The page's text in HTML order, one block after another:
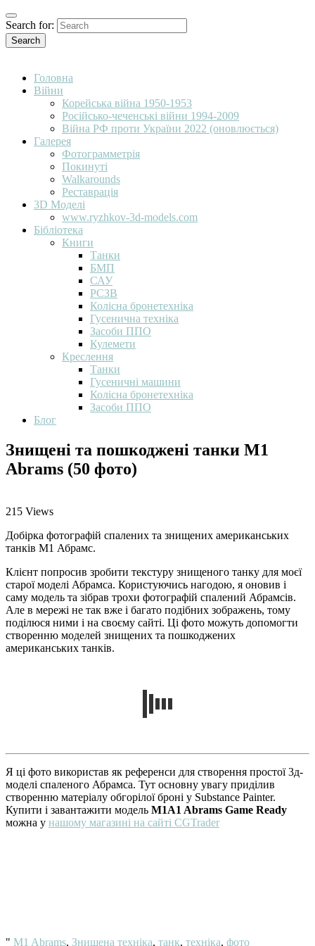
Search for:
Search
Головна
Війни
Корейська війна 1950-1953
Російсько-чеченські війни 1994-2009
Війна РФ проти України 2022 (оновлюється)
Галерея
Фотограмметрія
Покинуті
Walkarounds
Реставрація
3D Моделі
www.ryzhkov-3d-models.com
Бібліотека
Книги
Танки
БМП
САУ
РСЗВ
Колісна бронетехніка
Гусенична техніка
Засоби ППО
Кулемети
Креслення
Танки
Гусеничні машини
Колісна бронетехніка
Засоби ППО
Блог
Знищені та пошкоджені танки M1
Abrams (50 фото)
215 Views
Добірка фотографій спалених та знищених американських
танків М1 Абрамс.
Клієнт попросив зробити текстуру знищеного танку для моєї
старої моделі Абрамса. Користуючись нагодою, я оновив і
саму модель та зібрав трохи фотографій спалений Абрамсів.
Але в мережі не так вже і багато подібних зображень, тому
поділюся ними і на своєму сайті. Ці фото можуть допомогти
створенню моделей знищених та пошкоджених
американських танків.
Я ці фото використав як референси для створення простої 3д-
моделі спаленого Абрамса. Тут основну увагу приділив
створенню матеріалу обгорілої броні у Substance Painter.
Купити і завантажити модель M1A1 Abrams Game Ready
можна у нашому магазині на сайті CGTrader
" M1 Abrams, Знищена техніка, танк, техніка, фото